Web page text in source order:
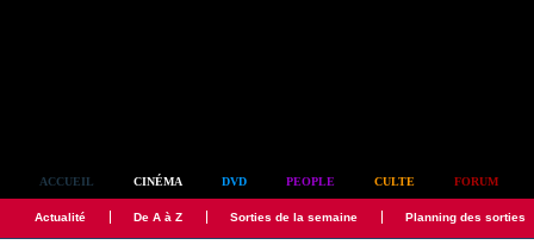
ACCUEIL CINÉMA DVD PEOPLE CULTE FORUM
Actualité De A à Z Sorties de la semaine Planning des sorties